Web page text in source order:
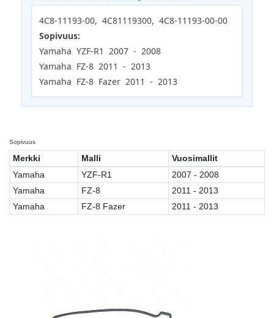
4C8-11193-00, 4C81119300, 4C8-11193-00-00
Sopivuus:
Yamaha YZF-R1 2007 - 2008
Yamaha FZ-8 2011 - 2013
Yamaha FZ-8 Fazer 2011 - 2013
Sopivuus
Merkki Malli
Vuosimallit
Yamaha
YZF-R1
2007 - 2008
Yamaha
FZ-8
2011 - 2013
Yamaha
FZ-8 Fazer 2011 - 2013